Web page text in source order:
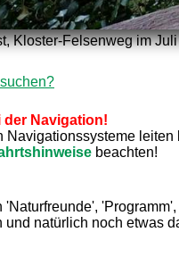
Kloster-Felsenweg im
Navigation!
Navigationssysteme
beachten!
'Naturfreunde',
und natürlich noch etwas